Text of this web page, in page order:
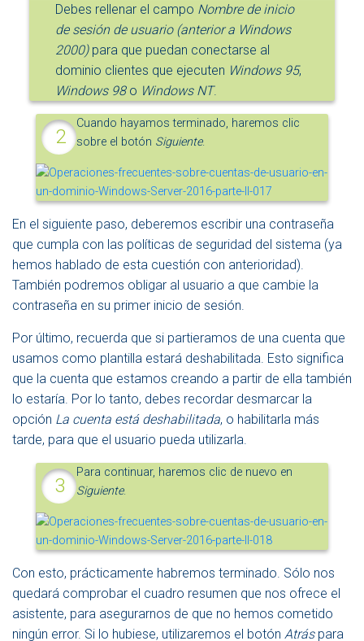
Debes rellenar el campo Nombre de inicio
de sesión de usuario (anterior a Windows
2000)para que puedan conectarse al
dominio clientes que ejecuten Windows 95,
Windows 98o Windows NT.
Cuando hayamos terminado, haremos clic
sobre el botón Siguiente.
En el siguiente paso, deberemos escribir una contraseña
que cumpla con las políticas de seguridad del sistema (ya
hemos hablado de esta cuestión con anterioridad).
También podremos obligar al usuario a que cambie la
contraseña en su primer inicio de sesión.
Por último, recuerda que si partieramos de una cuenta que
usamos como plantilla estará deshabilitada. Esto significa
que la cuenta que estamos creando a partir de ella también
lo estaría. Por lo tanto, debes recordar desmarcar la
opción La cuenta está deshabilitada, o habilitarla más
tarde, para que el usuario pueda utilizarla.
Para continuar, haremos clic de nuevo en
Siguiente.
Con esto, prácticamente habremos terminado. Sólo nos
quedará comprobar el cuadro resumen que nos ofrece el
asistente, para asegurarnos de que no hemos cometido
ningún error. Si lo hubiese, utilizaremos el botón Atráspara